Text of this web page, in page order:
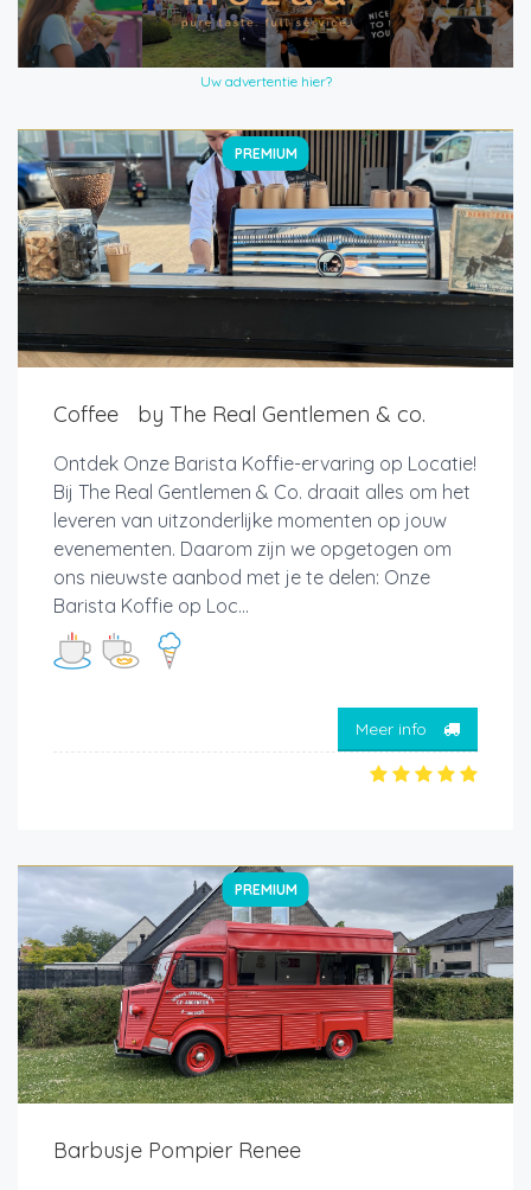
Uw advertentie hier?
PREMIUM
Coffee by The Real Gentlemen & co.
Ontdek Onze Barista Koffie-ervaring op Locatie!
Bij The Real Gentlemen & Co. draait alles om het
leveren van uitzonderlijke momenten op jouw
evenementen. Daarom zijn we opgetogen om
ons nieuwste aanbod met je te delen: Onze
Barista Koffie op Loc...
Meer info
PREMIUM
Barbusje Pompier Renee